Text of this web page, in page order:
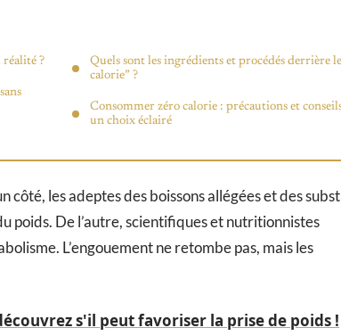
réalité ?
Quels sont les ingrédients et procédés derrière
calorie” ?
Consommer zéro calorie : précautions et
un choix éclairé
les adeptes des boissons allégées et des
poids. De l’autre, scientifiques et nutritionnistes
L’engouement ne retombe pas, mais les
s'il peut favoriser la prise de poids !